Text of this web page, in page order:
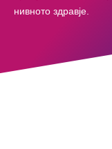
нивното здравје.